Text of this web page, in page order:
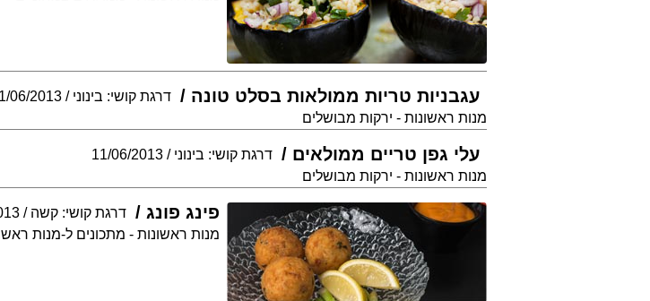
עגבניות טריות ממולאות בסלט טונה דרגת קושי: בינוני
06/2013
מנות ראשונות - ירקות מבושלים
עלי גפן טריים ממולאים דרגת קושי: בינוני
11/06/2013
מנות ראשונות - ירקות מבושלים
פינג פונג דרגת קושי: קשה
מנות ראשונות - מתכונים ל-מנות